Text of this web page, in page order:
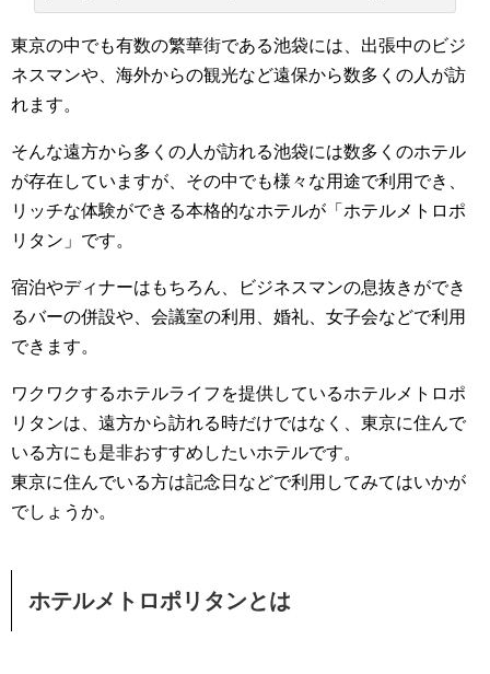
東京の中でも有数の繁華街である池袋には、出張中のビジ
ネスマンや、海外からの観光など遠保から数多くの人が訪
れます。
そんな遠方から多くの人が訪れる池袋には数多くのホテル
が存在していますが、その中でも様々な用途で利用でき、
リッチな体験ができる本格的なホテルが「ホテルメトロポ
リタン」です。
宿泊やディナーはもちろん、ビジネスマンの息抜きができ
るバーの併設や、会議室の利用、婚礼、女子会などで利用
できます。
ワクワクするホテルライフを提供しているホテルメトロポ
リタンは、遠方から訪れる時だけではなく、東京に住んで
いる方にも是非おすすめしたいホテルです。
東京に住んでいる方は記念日などで利用してみてはいかが
でしょうか。
ホテルメトロポリタンとは